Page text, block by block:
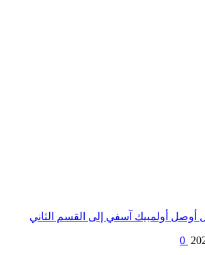
أوصل أولمبيك آسفي إلى القسم الثاني